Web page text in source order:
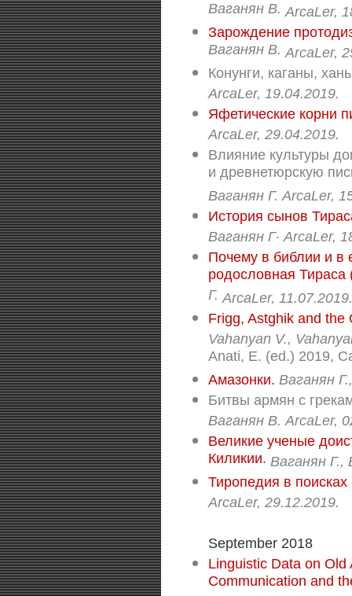
Ваганян В.ArcaLer,
Зарождение
Ваганян В. ArcaLer,
Конунги, каганы,
ArcaLer, 19.04.2019.
Яфетические корни
ArcaLer, 29.04.2019.
Влияние культуры
и древнетюрскую
Ваганян Г.ArcaLer,
История сынов
Ваганян Г.ArcaLer,
Почему в библии и в
родословная
Г.ArcaLer, 11.07.2019.
Frigg, Astghik and the
Vahanyan V.,
Anati, E. (ed.) 2019,
Амазонки. Ваганян
Битвы армян с
Ваганян В.ArcaLer,
Великие ученые
Киликии. Ваганян Г.,
Тиропедия в
ArcaLer, 29.12.2019.
September 2018
Linguistic Data on
Communication and